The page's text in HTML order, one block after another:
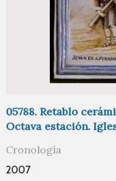
05788. Retablo
Octava estación.
Cronología
2007